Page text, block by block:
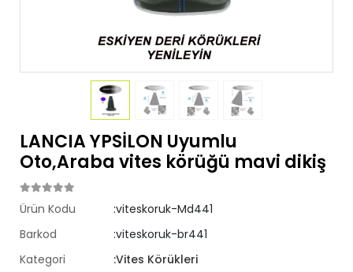
LANCIA YPSİLON Uyumlu
Oto,Araba vites körüğü mavi dikiş
Ürün Kodu
:viteskoruk-Md441
Barkod
:viteskoruk-br441
Kategori
:Vites Körükleri